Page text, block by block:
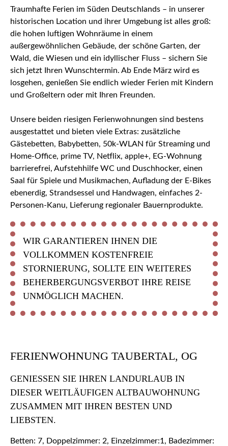
Traumhafte Ferien im Süden Deutschlands – in unserer
historischen Location und ihrer Umgebung ist alles groß:
die hohen luftigen Wohnräume in einem
außergewöhnlichen Gebäude, der schöne Garten, der
Wald, die Wiesen und ein idyllischer Fluss – sichern Sie
sich jetzt Ihren Wunschtermin. Ab Ende März wird es
losgehen, genießen Sie endlich wieder Ferien mit Kindern
und Großeltern oder mit Ihren Freunden.
Unsere beiden riesigen Ferienwohnungen sind bestens
ausgestattet und bieten viele Extras: zusätzliche
Gästebetten, Babybetten, 50k-WLAN für Streaming und
Home-Office, prime TV, Netflix, apple+, EG-Wohnung
barrierefrei, Aufstehhilfe WC und Duschhocker, einen
Saal für Spiele und Musikmachen, Aufladung der E-Bikes
ebenerdig, Strandsessel und Handwagen, einfaches 2-
Personen-Kanu, Lieferung regionaler Bauernprodukte.
WIR GARANTIEREN IHNEN DIE
VOLLKOMMEN KOSTENFREIE
STORNIERUNG, SOLLTE EIN WEITERES
BEHERBERGUNGSVERBOT IHRE REISE
UNMÖGLICH MACHEN.
FERIENWOHNUNG TAUBERTAL, OG
GENIESSEN SIE IHREN LANDURLAUB IN D
IESER WEITLÄUFIGEN ALTBAUWOHNUNG Z
USAMMEN MIT IHREN BESTEN UND L
IEBSTEN.
Betten: 7, Doppelzimmer: 2, Einzelzimmer:1, Badezimmer: